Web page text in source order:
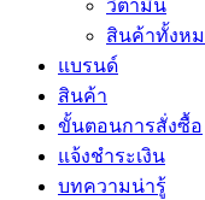
วิตามิน
สินค้าทั้งห
แบรนด์
สินค้า
ขั้นตอนการสั่งซื้อ
แจ้งชำระเงิน
บทความน่ารู้